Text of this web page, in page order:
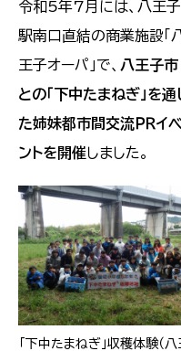
令和5年7月には、八王子
駅南口直結の商業施設「
王子オーパ」で、 八王子市
との「下中たまねぎ」を通
た姉妹都市間交流ＰＲイベ
ントを開催しました。
「下中たまねぎ」収穫体験（